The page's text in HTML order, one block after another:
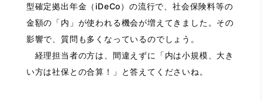
型確定拠出年金（iDeCo）の流行で、社会保険料等の
金額の「内」が使われる機会が増えてきました。その
影響で、質問も多くなっているのでしょう。
経理担当者の方は、間違えずに「内は小規模、大き
い方は社保との合算！」と答えてくださいね。